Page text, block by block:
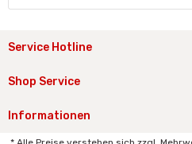
Service Hotline
Shop Service
Informationen